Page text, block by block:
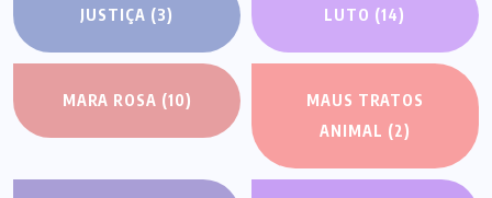
JUSTIÇA (3) LUTO (14)
MARA ROSA (10)
MAUS TRATOS
ANIMAL (2)